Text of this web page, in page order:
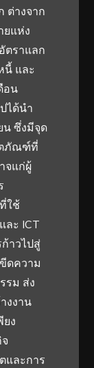
ต่างจาก
ยแห่ง
ตราแลก
นี้ และ
อน
ได้นำ
น ซึ่งมีจุด
ตภัณฑ์ที่
จแก่ผู้
ใช้
ละ ICT
าวไปสู่
ดความ
รม ส่ง
งงาน
ง
และการ